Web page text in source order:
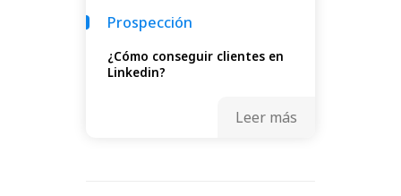
Prospección
¿Cómo conseguir clientes en
Linkedin?
Leer más